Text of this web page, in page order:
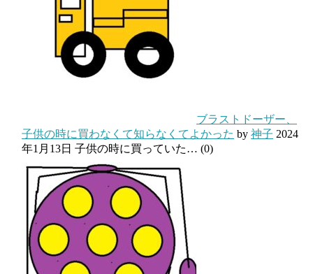
ブラストドーザー、
子供の時に買わなくて知らなくてよかった by 神子 2024
年1月13日 子供の時に買っていた… (0)